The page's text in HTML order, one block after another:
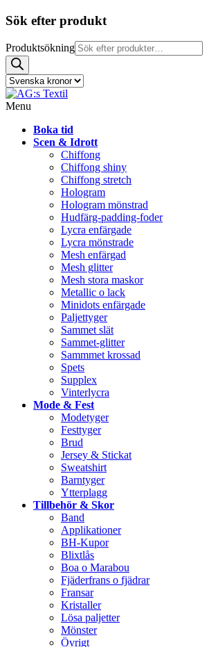
Sök efter produkt
Produktsökning
Menu
Boka tid
Scen & Idrott
Chiffong
Chiffong shiny
Chiffong stretch
Hologram
Hologram mönstrad
Hudfärg-padding-foder
Lycra enfärgade
Lycra mönstrade
Mesh enfärgad
Mesh glitter
Mesh stora maskor
Metallic o lack
Minidots enfärgade
Paljettyger
Sammet slät
Sammet-glitter
Sammmet krossad
Spets
Supplex
Vinterlycra
Mode & Fest
Modetyger
Festtyger
Brud
Jersey & Stickat
Sweatshirt
Barntyger
Ytterplagg
Tillbehör & Skor
Band
Applikationer
BH-Kupor
Blixtlås
Boa o Marabou
Fjäderfrans o fjädrar
Fransar
Kristaller
Lösa paljetter
Mönster
Övrigt